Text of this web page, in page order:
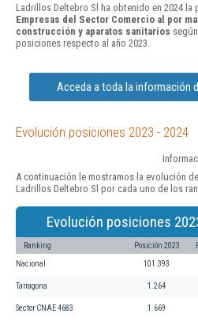
Ladrillos Deltebro Sl ha obtenido en 2024 la
Empresas del Sector Comercio al por
construcción y aparatos sanitarios
posiciones respecto al año 2023.
Acceda a toda la información
Evolución posiciones 2023 - 2024
A continuación le mostramos la evolución
Ladrillos Deltebro Sl por cada uno de los
Evolución posiciones
Ranking Posición 2023
Nacional 101.393
Tarragona 1.264
Sector CNAE 4683 1.669